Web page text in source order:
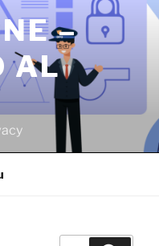
–
AL